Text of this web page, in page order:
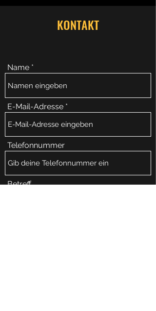
KONTAKT
Name
E-Mail-Adresse
Telefonnummer
Betreff